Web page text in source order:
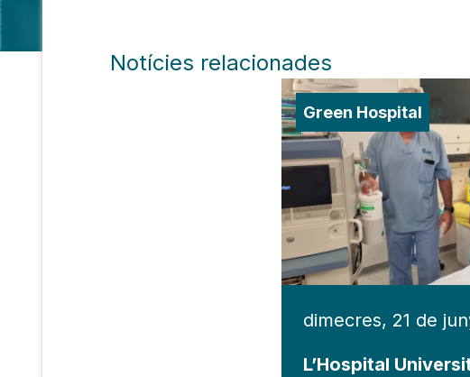
Notícies relacionades
Green Hospital
dimecres, 21 de
L’Hospital